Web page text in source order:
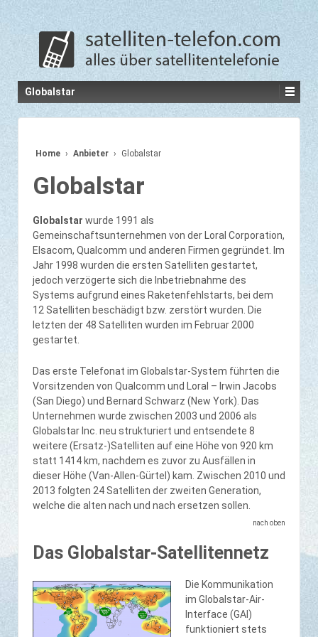
Globalstar
Home › Anbieter › Globalstar
Globalstar
Globalstar wurde 1991 als
Gemeinschaftsunternehmen von der Loral Corporation,
Elsacom, Qualcomm und anderen Firmen gegründet. Im
Jahr 1998 wurden die ersten Satelliten gestartet,
jedoch verzögerte sich die Inbetriebnahme des
Systems aufgrund eines Raketenfehlstarts, bei dem
12 Satelliten beschädigt bzw. zerstört wurden. Die
letzten der 48 Satelliten wurden im Februar 2000
gestartet.
Das erste Telefonat im Globalstar-System führten die
Vorsitzenden von Qualcomm und Loral – Irwin Jacobs
(San Diego) und Bernard Schwarz (New York). Das
Unternehmen wurde zwischen 2003 und 2006 als
Globalstar Inc. neu strukturiert und entsendete 8
weitere (Ersatz-)Satelliten auf eine Höhe von 920 km
statt 1414 km, nachdem es zuvor zu Ausfällen in
dieser Höhe (Van-Allen-Gürtel) kam. Zwischen 2010 und
2013 folgten 24 Satelliten der zweiten Generation,
welche die alten nach und nach ersetzen sollen.
nach oben
Das Globalstar-Satellitennetz
Die Kommunikation
im Globalstar-Air-
Interface (GAI)
funktioniert stets